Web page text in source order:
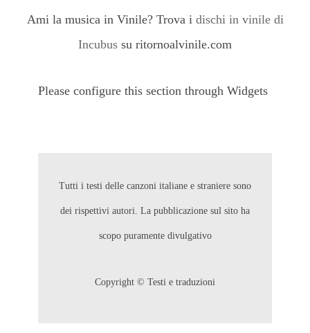
Ami la musica in Vinile? Trova i dischi in vinile di
Incubus su ritornoalvinile.com
Please configure this section through Widgets
Tutti i testi delle canzoni italiane e straniere sono
dei rispettivi autori. La pubblicazione sul sito ha
scopo puramente divulgativo
Copyright © Testi e traduzioni